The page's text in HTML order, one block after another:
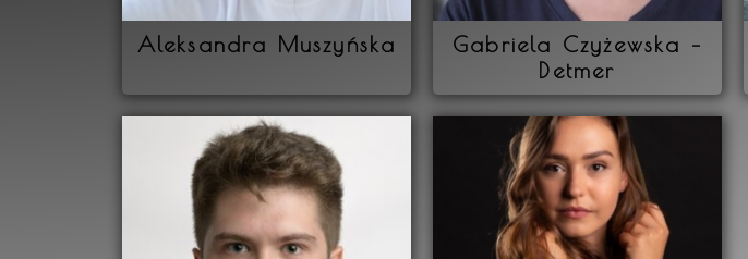
Aleksandra Muszyńska
Gabriela Czyżewska –
Detmer